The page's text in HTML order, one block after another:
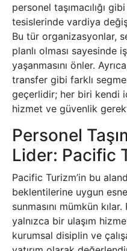
personel taşımacılığı
tesislerinde vardiya
Bu tür organizasyonlar,
planlı olması sayesinde
yaşanmasını önler.
transfer gibi farklı
geçerlidir; her biri kendi
hizmet ve güvenlik
Personel
Lider: Pacific
Pacific Turizm’in bu
beklentilerine uygun
sunmasını mümkün kılar.
yalnızca bir ulaşım
kurumsal disiplin ve